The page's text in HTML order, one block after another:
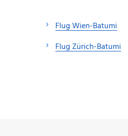
Flug Wien-Batumi
Flug Zürich-Batumi